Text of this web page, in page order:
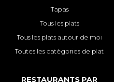
Tapas
Tous les plats
Tous les plats autour de moi
Toutes les catégories de plat
RESTAURANTS PAR